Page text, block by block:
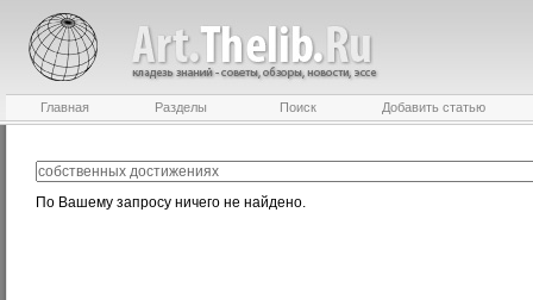
Главная Разделы Поиск Добавить статью
По Вашему запросу ничего не найдено.